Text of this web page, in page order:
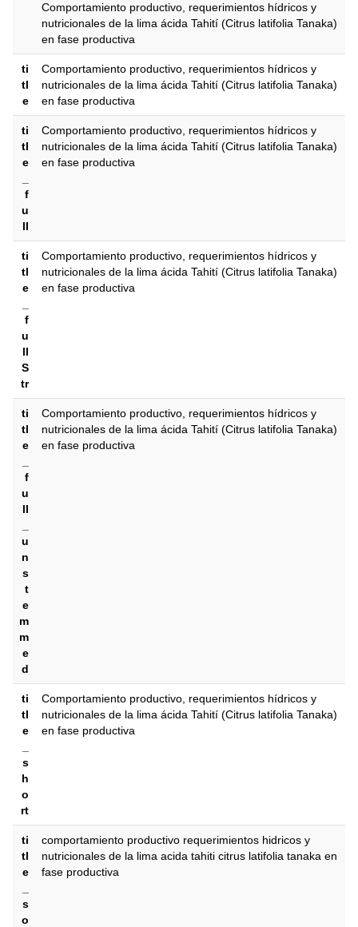
Comportamiento productivo, requerimientos hídricos y
nutricionales de la lima ácida Tahití (Citrus latifolia Tanaka)
en fase productiva
ti
tl
e
Comportamiento productivo, requerimientos hídricos y
nutricionales de la lima ácida Tahití (Citrus latifolia Tanaka)
en fase productiva
ti
tl
e
f
u
ll
Comportamiento productivo, requerimientos hídricos y
nutricionales de la lima ácida Tahití (Citrus latifolia Tanaka)
en fase productiva
ti
tl
e
f
u
ll
S
tr
Comportamiento productivo, requerimientos hídricos y
nutricionales de la lima ácida Tahití (Citrus latifolia Tanaka)
en fase productiva
ti
tl
e
f
u
ll
u
n
s
t
e
m
m
e
d
Comportamiento productivo, requerimientos hídricos y
nutricionales de la lima ácida Tahití (Citrus latifolia Tanaka)
en fase productiva
ti
tl
e
s
h
o
rt
Comportamiento productivo, requerimientos hídricos y
nutricionales de la lima ácida Tahití (Citrus latifolia Tanaka)
en fase productiva
ti
tl
e
s
o
comportamiento productivo requerimientos hidricos y
nutricionales de la lima acida tahiti citrus latifolia tanaka en
fase productiva